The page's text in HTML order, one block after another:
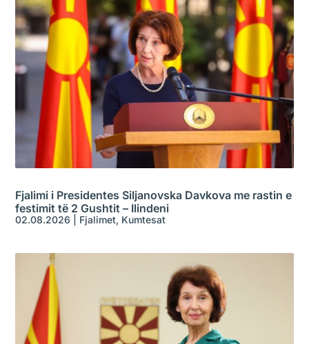
Fjalimi i Presidentes Siljanovska Davkova me rastin e
festimit të 2 Gushtit – Ilindeni
02.08.2026 Fjalimet, Kumtesat